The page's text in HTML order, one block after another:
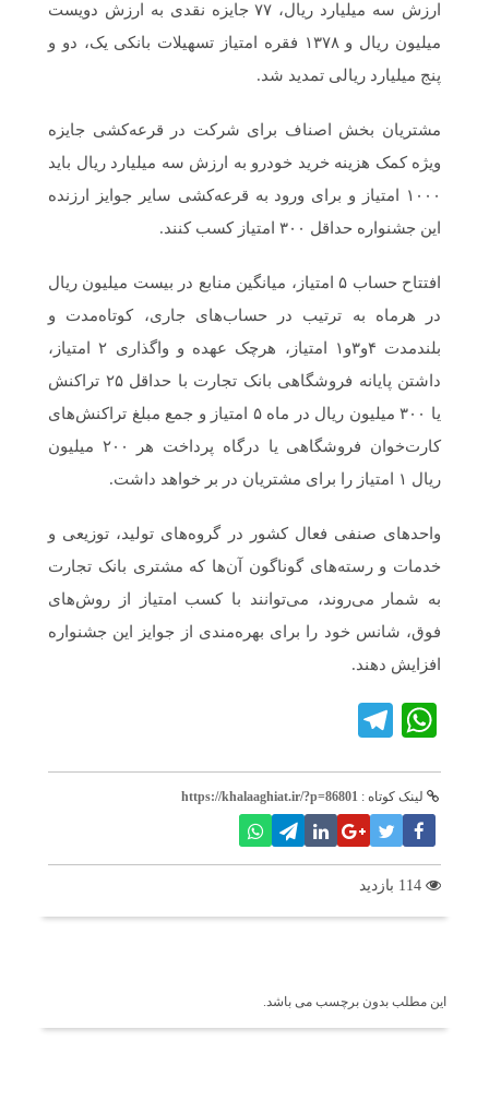
ارزش سه میلیارد ریال، ۷۷ جایزه نقدی به ارزش دویست
میلیون ریال و ۱۳۷۸ فقره امتیاز تسهیلات بانکی یک، دو و
پنج میلیارد ریالی تمدید شد.
مشتریان بخش اصناف برای شرکت در قرعه‌کشی جایزه
ویژه کمک هزینه خرید خودرو به ارزش سه میلیارد ریال باید
۱۰۰۰ امتیاز و برای ورود به قرعه‌کشی سایر جوایز ارزنده
این جشنواره حداقل ۳۰۰ امتیاز کسب کنند.
افتتاح حساب ۵ امتیاز، میانگین منابع در بیست میلیون ریال
در هرماه به ترتیب در حساب‌های جاری، کوتاه‌مدت و
بلند‌مدت ۴و۳و۱ امتیاز، هرچک عهده و واگذاری ۲ امتیاز،
داشتن پایانه فروشگاهی بانک تجارت با حداقل ۲۵ تراکنش
یا ۳۰۰ میلیون ریال در ماه ۵ امتیاز و جمع مبلغ تراکنش‌های
کارت‌خوان فروشگاهی یا درگاه پرداخت هر ۲۰۰ میلیون
ریال ۱ امتیاز را برای مشتریان در بر خواهد داشت.
واحدهای صنفی فعال کشور در گروه‌های تولید، توزیعی و
خدمات و رسته‌های گوناگون آن‌ها که مشتری بانک تجارت
به شمار می‌روند، می‌توانند با کسب امتیاز از روش‌های
فوق، شانس خود را برای بهره‌مندی از جوایز این جشنواره
افزایش دهند.
WhatsApp
لینک کوتاه : https://khalaaghiat.ir/?p=86801
این مطلب بدون برچسب می باشد.